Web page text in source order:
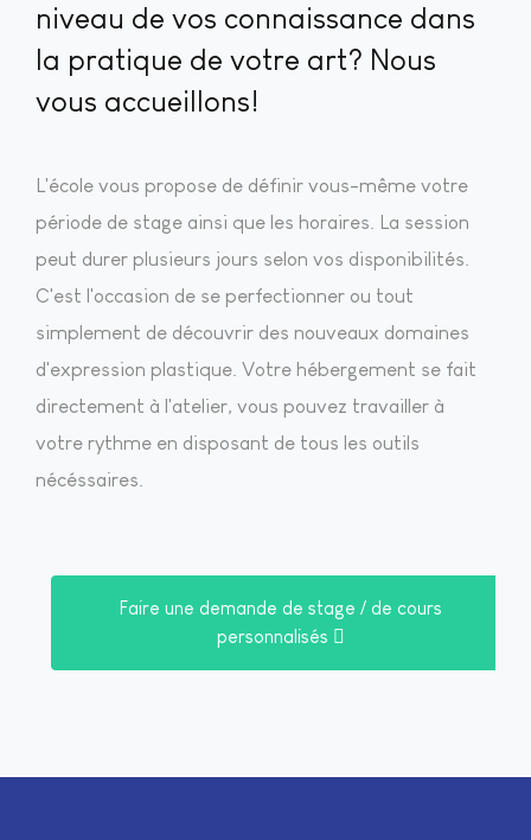
niveau de vos connaissance dans
la pratique de votre art? Nous
vous accueillons!
L'école vous propose de définir vous-même votre
période de stage ainsi que les horaires. La session
peut durer plusieurs jours selon vos disponibilités.
C'est l'occasion de se perfectionner ou tout
simplement de découvrir des nouveaux domaines
d'expression plastique. Votre hébergement se fait
directement à l'atelier, vous pouvez travailler à
votre rythme en disposant de tous les outils
nécéssaires.
Faire une demande de stage / de cours
personnalisés